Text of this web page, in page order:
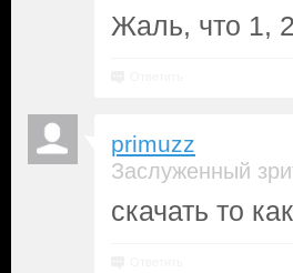
Жаль, что 1,
primuzz
Заслуженный
скачать то